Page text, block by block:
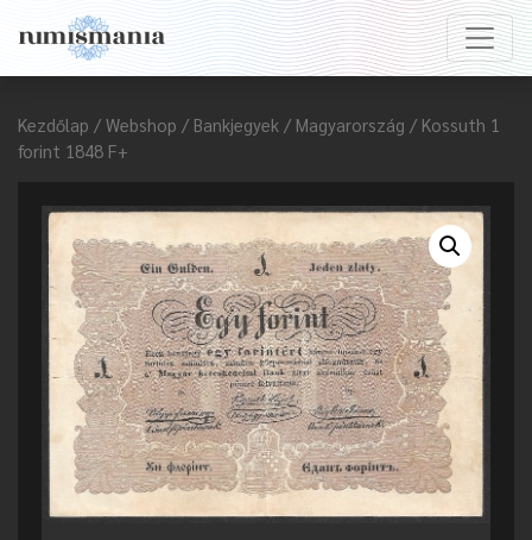
Kezdőlap / Webshop / Bankjegyek / Magyarország / Kossuth 1
forint 1848 F+